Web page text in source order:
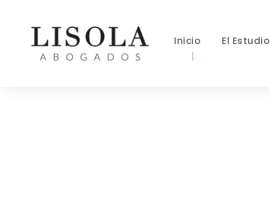
Inicio El Estudio